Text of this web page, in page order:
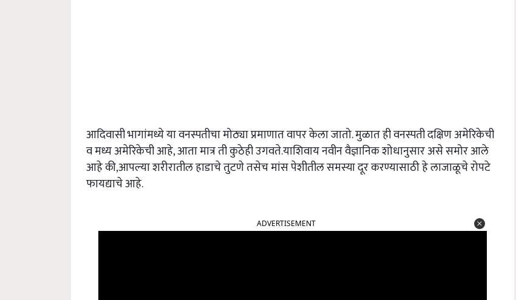
आदिवासी भागांमध्ये या वनस्पतीचा मोठ्या प्रमाणात वापर केला जातो. मुळात ही वनस्पती दक्षिण अमेरिकेची
व मध्य अमेरिकेची आहे, आता मात्र ती कुठेही उगवते.याशिवाय नवीन वैज्ञानिक शोधानुसार असे समोर आले
आहे की,आपल्या शरीरातील हाडाचे तुटणे तसेच मांस पेशीतील समस्या दूर करण्यासाठी हे लाजाळूचे रोपटे
फायद्याचे आहे.